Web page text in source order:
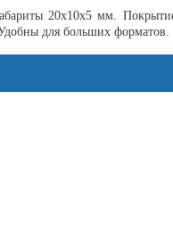
20х10х5 мм.
для больших форматов.